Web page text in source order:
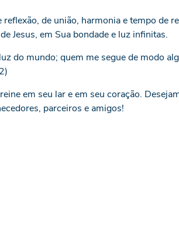
de união, harmonia e tempo de
Jesus, em Sua bondade e luz infinitas.
do mundo; quem me segue de modo
em seu lar e em seu coração.
parceiros e amigos!